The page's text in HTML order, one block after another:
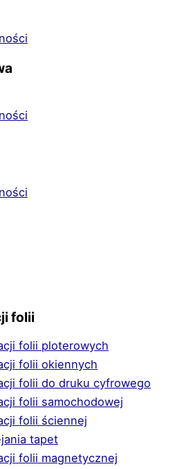
folii
folii ploterowych
folii okiennych
folii do druku cyfrowego
folii samochodowej
folii ściennej
tapet
folii magnetycznej